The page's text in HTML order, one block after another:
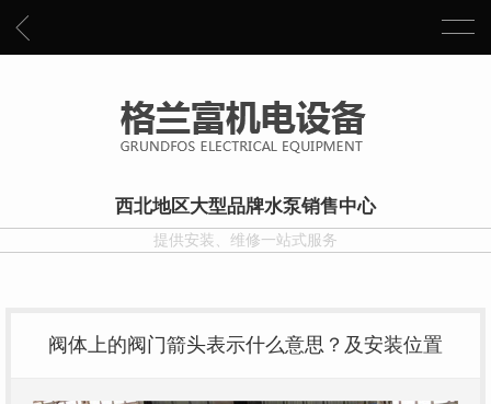
西北地区大型品牌水泵销售中心
提供安装、维修一站式服务
阀体上的阀门箭头表示什么意思？及安装位置